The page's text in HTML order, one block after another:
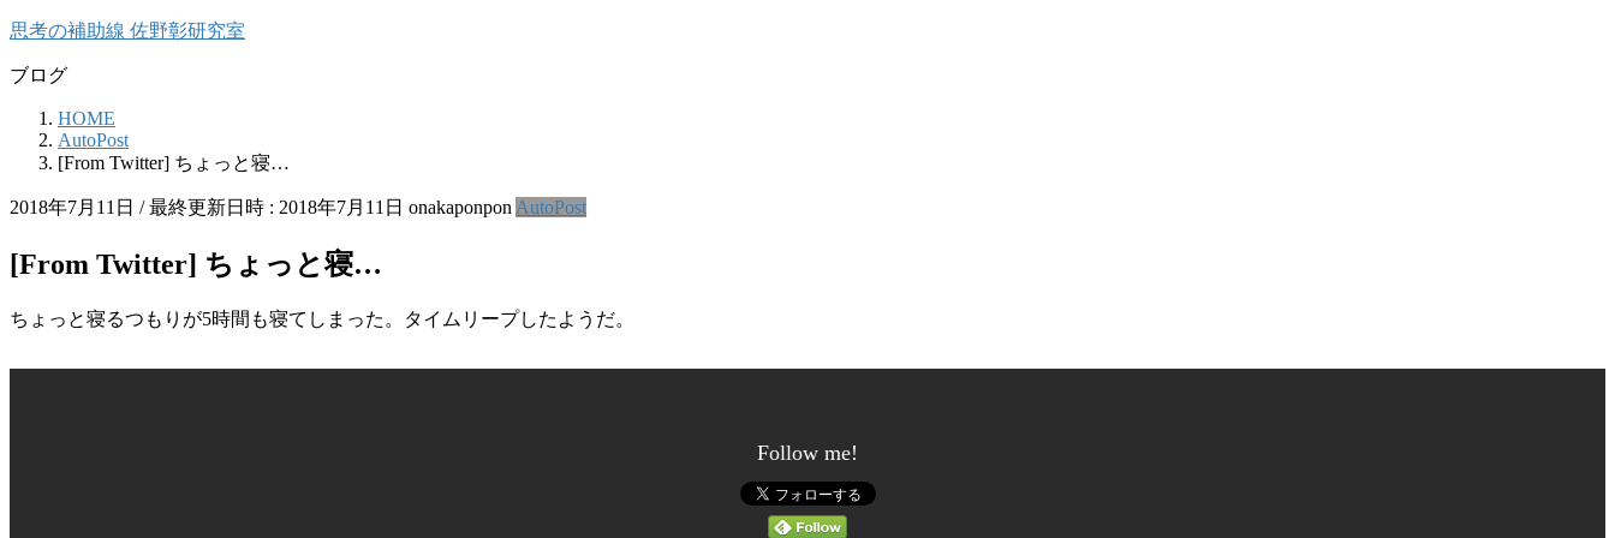
コ
テ
キ
プ
ナ
ゲ
に
動
思考の補助線 佐野彰研究室
ブログ
HOME
AutoPost
[From Twitter] ちょっと寝…
2018年7月11日 / 最終更新日時 : 2018年7月11日 onakaponpon AutoPost
[From Twitter] ちょっと寝…
ちょっと寝るつもりが5時間も寝てしまった。タイムリープしたようだ。
Follow me!